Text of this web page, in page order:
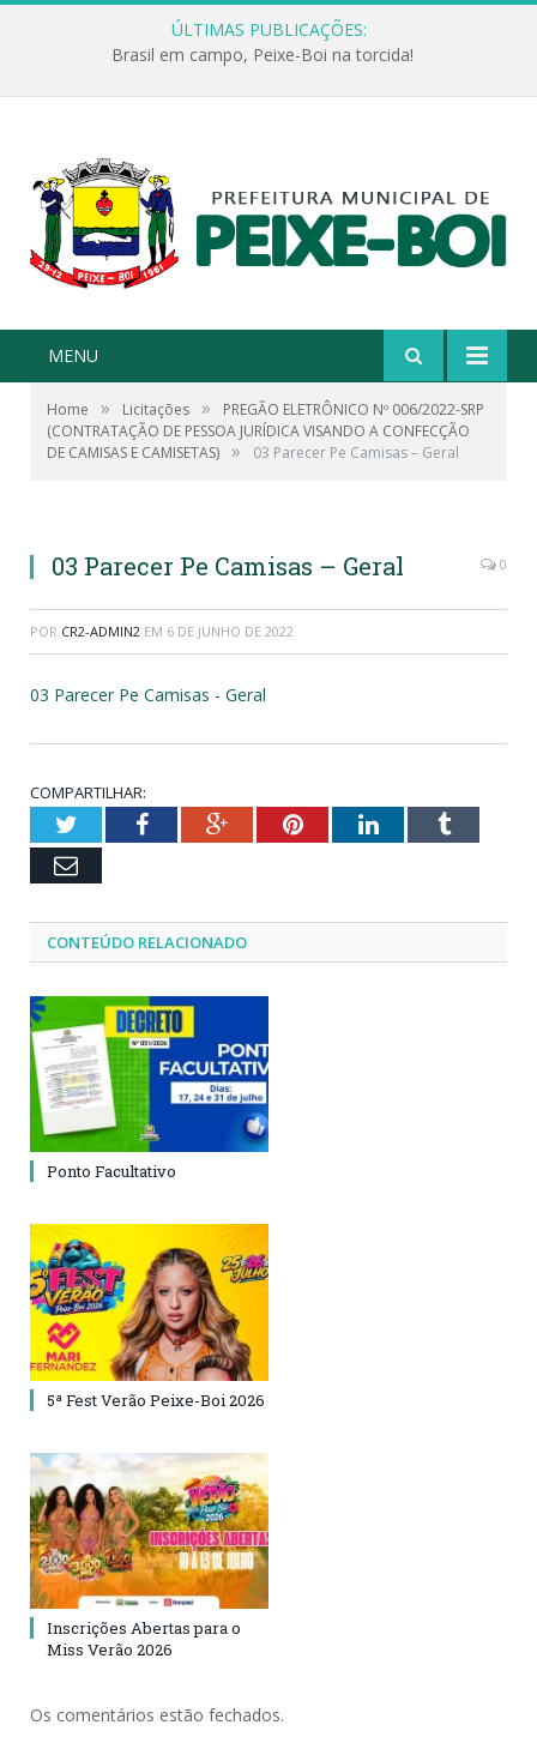
ÚLTIMAS PUBLICAÇÕES:
Brasil em campo, Peixe-Boi na torcida!
MENU
Home » Licitações »
PREGÃO ELETRÔNICO Nº 006/2022-SRP
(CONTRATAÇÃO DE PESSOA JURÍDICA VISANDO A CONFECÇÃO
DE CAMISAS E CAMISETAS) » 03 Parecer Pe Camisas – Geral
03 Parecer Pe Camisas – Geral 0
POR CR2-ADMIN2 EM 6 DE JUNHO DE 2022
03 Parecer Pe Camisas - Geral
COMPARTILHAR:
TwitterFacebookGoogle+PinterestLinkedInTumblr
Email
CONTEÚDO RELACIONADO
Ponto Facultativo
5ª Fest Verão Peixe-Boi 2026
Inscrições Abertas para o
Miss Verão 2026
Os comentários estão fechados.